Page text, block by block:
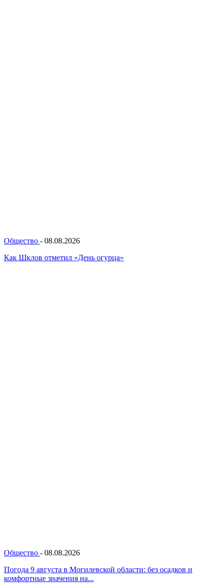
Общество - 08.08.2026
Как Шклов отметил «День огурца»
Общество - 08.08.2026
Погода 9 августа в Могилевской области: без осадков и
комфортные значения на...